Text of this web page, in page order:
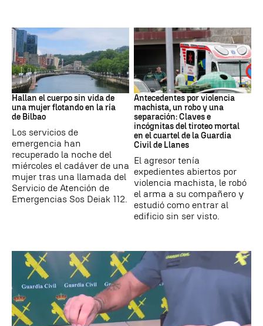
BILBAO
Hallan el cuerpo sin vida de
una mujer flotando en la ría
de Bilbao
Los servicios de
emergencia han
recuperado la noche del
miércoles el cadáver de una
mujer tras una llamada del
Servicio de Atención de
Emergencias Sos Deiak 112.
ASTURIAS
Antecedentes por violencia
machista, un robo y una
separación: Claves e
incógnitas del tiroteo mortal
en el cuartel de la Guardia
Civil de Llanes
El agresor tenía
expedientes abiertos por
violencia machista, le robó
el arma a su compañero y
estudió como entrar al
edificio sin ser visto.